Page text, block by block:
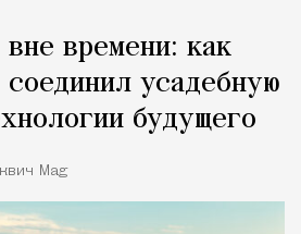
времени: как
соединил усадебную
будущего
Mag